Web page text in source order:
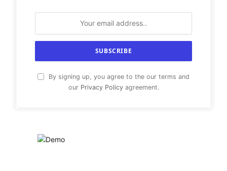
By signing up, you agree to the our terms and
our Privacy Policyagreement.